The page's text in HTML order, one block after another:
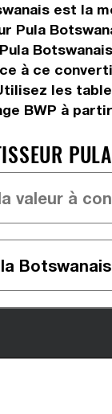
est la
Pula
à ce
les
BWP à